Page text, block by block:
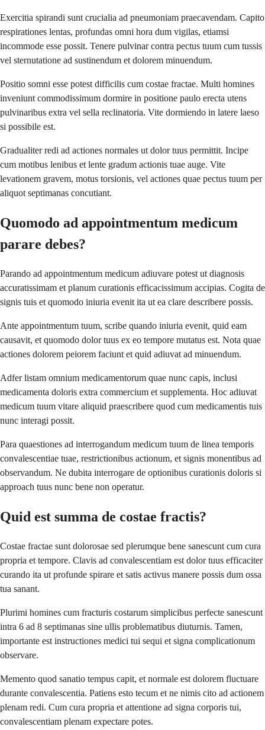
Exercitia spirandi sunt crucialia ad pneumoniam praecavendam. Capito
respirationes lentas, profundas omni hora dum vigilas, etiamsi
incommode esse possit. Tenere pulvinar contra pectus tuum cum tussis
vel sternutatione ad sustinendum et dolorem minuendum.
Positio somni esse potest difficilis cum costae fractae. Multi homines
inveniunt commodissimum dormire in positione paulo erecta utens
pulvinaribus extra vel sella reclinatoria. Vite dormiendo in latere laeso
si possibile est.
Gradualiter redi ad actiones normales ut dolor tuus permittit. Incipe
cum motibus lenibus et lente gradum actionis tuae auge. Vite
levationem gravem, motus torsionis, vel actiones quae pectus tuum per
aliquot septimanas concutiant.
Quomodo ad appointmentum medicum
parare debes?
Parando ad appointmentum medicum adiuvare potest ut diagnosis
accuratissimam et planum curationis efficacissimum accipias. Cogita de
signis tuis et quomodo iniuria evenit ita ut ea clare describere possis.
Ante appointmentum tuum, scribe quando iniuria evenit, quid eam
causavit, et quomodo dolor tuus ex eo tempore mutatus est. Nota quae
actiones dolorem peiorem faciunt et quid adiuvat ad minuendum.
Adfer listam omnium medicamentorum quae nunc capis, inclusi
medicamenta doloris extra commercium et supplementa. Hoc adiuvat
medicum tuum vitare aliquid praescribere quod cum medicamentis tuis
nunc interagi possit.
Para quaestiones ad interrogandum medicum tuum de linea temporis
convalescentiae tuae, restrictionibus actionum, et signis monentibus ad
observandum. Ne dubita interrogare de optionibus curationis doloris si
approach tuus nunc bene non operatur.
Quid est summa de costae fractis?
Costae fractae sunt dolorosae sed plerumque bene sanescunt cum cura
propria et tempore. Clavis ad convalescentiam est dolor tuus efficaciter
curando ita ut profunde spirare et satis activus manere possis dum ossa
tua sanant.
Plurimi homines cum fracturis costarum simplicibus perfecte sanescunt
intra 6 ad 8 septimanas sine ullis problematibus diuturnis. Tamen,
importante est instructiones medici tui sequi et signa complicationum
observare.
Memento quod sanatio tempus capit, et normale est dolorem fluctuare
durante convalescentia. Patiens esto tecum et ne nimis cito ad actionem
plenam redi. Cum cura propria et attentione ad signa corporis tui,
convalescentiam plenam expectare potes.